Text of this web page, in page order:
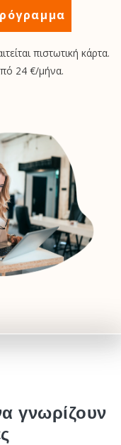
πιστωτική κάρτα.
24 €/μήνα.
γνωρίζουν